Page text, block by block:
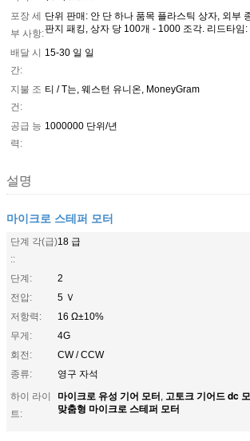
포장 세
부 사항:
단위 판매: 안 단 하나 품목 플라스틱 상자, 외부
판지 패킹, 상자 당 100개 - 1000 조각. 리드타임
배달 시
간:
15-30 일 일
지불 조
건:
티 / T는, 웨스턴 유니온, MoneyGram
공급 능
력:
1000000 단위/년
설명
마이크로 스테퍼 모터
단계 각(급)
::
18 급
단계:
2
전압:
5 Ｖ
저항력:
16 Ω±10%
무게:
4G
회전:
CW / CCW
종류:
영구 자석
하이 라이
트:
마이크로 유성 기어 모터, 고토크 기어드 dc
맞춤형 마이크로 스테퍼 모터